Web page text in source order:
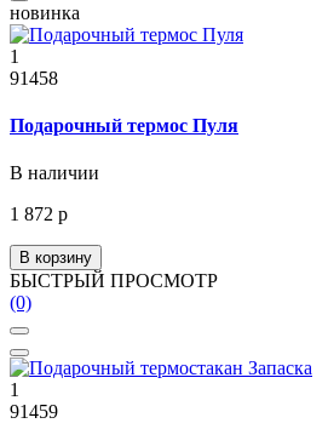
новинка
1
91458
Подарочный термос Пуля
В наличии
1 872 р
В корзину
БЫСТРЫЙ ПРОСМОТР
(0)
1
91459